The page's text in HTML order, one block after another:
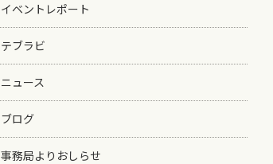
イベントレポート
テブラビ
ニュース
ブログ
事務局よりおしらせ